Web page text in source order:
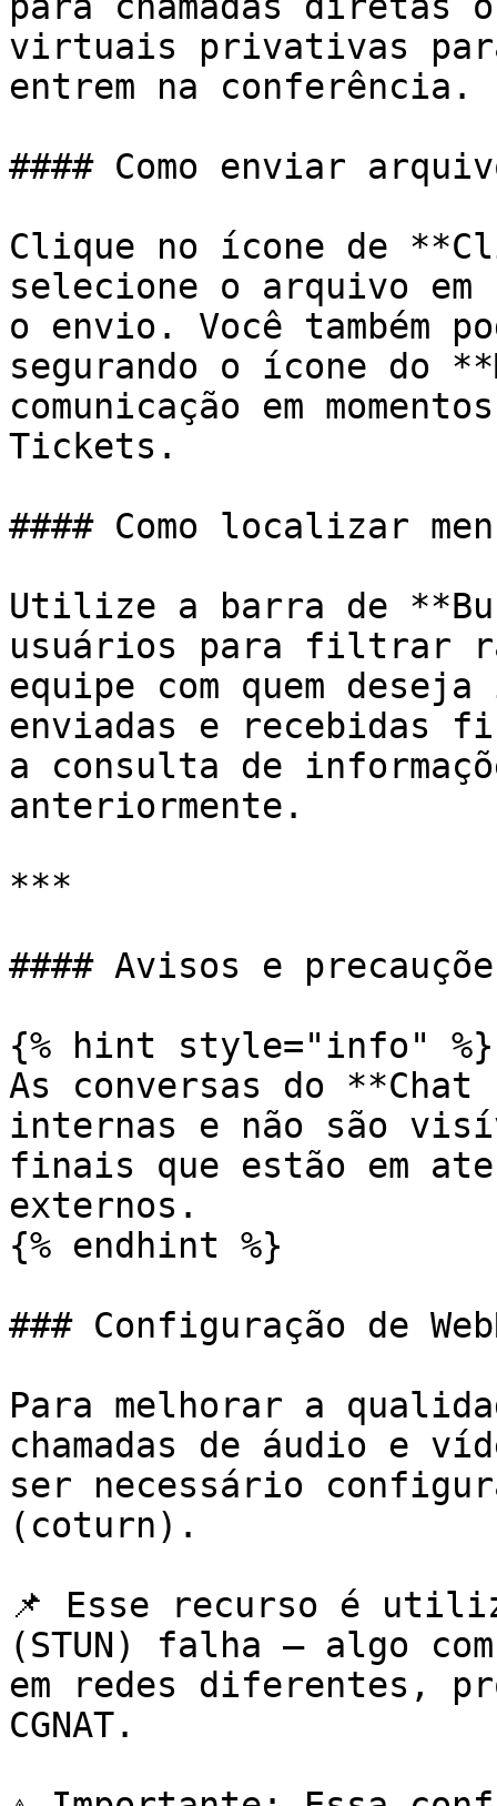
virtuais privativas para
entrem na conferência.
#### Como enviar
Clique no ícone de
selecione o arquivo
o envio. Você também
segurando o ícone do
comunicação em
Tickets.
#### Como localizar
Utilize a barra de
usuários para filtrar
equipe com quem
enviadas e recebidas
a consulta de
anteriormente.
***
#### Avisos e
{% hint style="info" %}
As conversas do
internas e não são
finais que estão em
externos.
{% endhint %}
### Configuração de
Para melhorar a
chamadas de áudio e
ser necessário
(coturn).
📌 Esse recurso é
(STUN) falha — algo
em redes diferentes,
CGNAT.